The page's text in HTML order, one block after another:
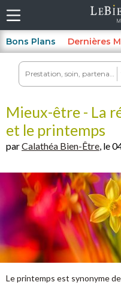
Bons Plans Dernières
Mieux-être - La
et le printemps
parCalathéa Bien-Être, le
Le printemps est synonyme de